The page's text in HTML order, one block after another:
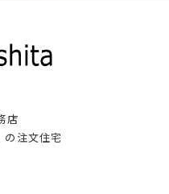
店
の注⽂住宅